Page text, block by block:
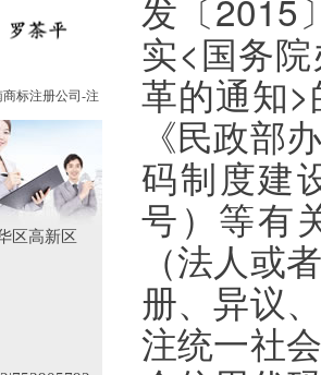
商标注册公司-注
区高新区
发〔2015
实<国务
革的通知
《民政部
码制度建
号）等有
（法人或
册、异议
注统一社